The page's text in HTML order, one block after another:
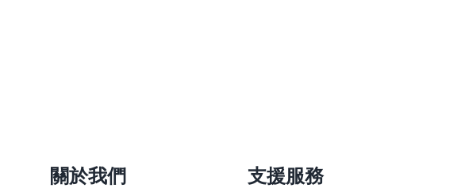
關於我們 支援服務